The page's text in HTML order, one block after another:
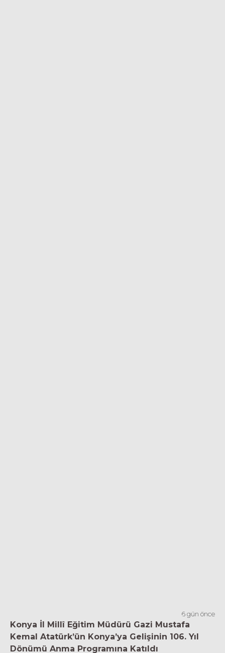
6 gün önce
Konya İl Millî Eğitim Müdürü Gazi Mustafa
Kemal Atatürk’ün Konya’ya Gelişinin 106. Yıl
Dönümü Anma Programına Katıldı